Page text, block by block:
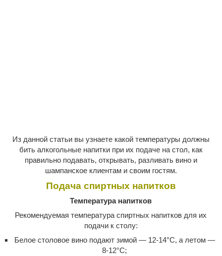
Из данной статьи вы узнаете какой температуры должны
бить алкогольные напитки при их подаче на стол, как
правильно подавать, открывать, разливать вино и
шампанское клиентам и своим гостям.
Подача спиртных напитков
Температура напитков
Рекомендуемая температура спиртных напитков для их
подачи к столу:
Белое столовое вино подают зимой — 12-14°C, а летом —
8-12°C;